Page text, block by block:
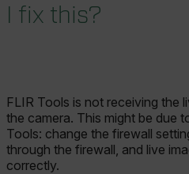
I fix this?
FLIR Tools is not receiving the
the camera. This might be due
Tools: change the firewall
through the firewall, and live
correctly.